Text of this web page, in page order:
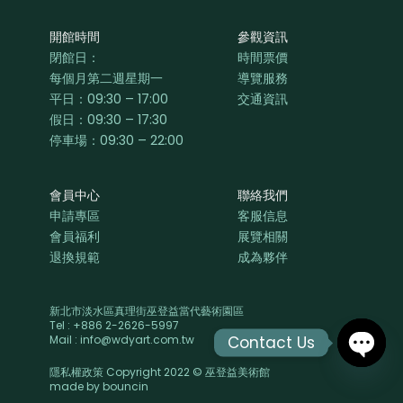
開館時間
閉館日：
每個月第二週星期一
平日： 09:30 – 17:00
假日：09:30 – 17:30
停車場：09:30 – 22:00
參觀資訊
時間票價
導覽服務
交通資訊
會員中心
申請專區
會員福利
退換規範
聯絡我們
客服信息
展覽相關
成為夥伴
新北市淡水區真理街巫登益當代藝術園區
Tel : +886 2-2626-5997
Mail : info@wdyart.com.tw
隱私權政策 Copyright 2022 © 巫登益美術館
made by bouncin
Contact Us